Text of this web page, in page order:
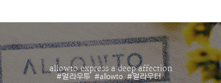
allowto express a deep affection
#얼라우투 #allowto #얼라우터